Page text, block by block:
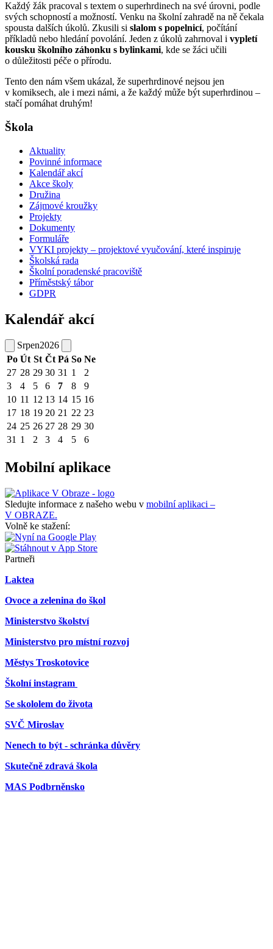
Každý žák pracoval s textem o superhrdinech na své úrovni, podle
svých schopností a možností. Venku na školní zahradě na ně čekala
spousta dalších úkolů. Zkusili si slalom s popelnicí, počítání
příkladů nebo hledání povolání. Jeden z úkolů zahrnoval i vypletí
kousku školního záhonku s bylinkami, kde se žáci učili
o důležitosti péče o přírodu.
Tento den nám všem ukázal, že superhrdinové nejsou jen
v komiksech, ale i mezi námi, a že každý může být superhrdinou –
stačí pomáhat druhým!
Škola
Aktuality
Povinné informace
Kalendář akcí
Akce školy
Družina
Zájmové kroužky
Projekty
Dokumenty
Formuláře
VYKI projekty – projektové vyučování, které inspiruje
Školská rada
Školní poradenské pracoviště
Příměstský tábor
GDPR
Kalendář akcí
Srpen2026
Po Út St Čt Pá So Ne
27 28 29 30 31 1
2
3
4 5 6 7 8
9
10 11 12 13 14 15 16
17 18 19 20 21 22 23
24 25 26 27 28 29 30
31 1 2 3 4 5 6
Mobilní aplikace
Sledujte informace z našeho webu v mobilní aplikaci –
V OBRAZE.
Volně ke stažení:
Partneři
Laktea
Ovoce a zelenina do škol
Ministerstvo školství
Ministerstvo pro místní rozvoj
Městys Troskotovice
Školní instagram
Se skololem do života
SVČ Miroslav
Nenech to být - schránka důvěry
Skutečně zdravá škola
MAS Podbrněnsko